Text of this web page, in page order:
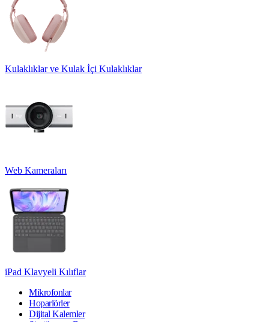
Kulaklıklar ve Kulak İçi Kulaklıklar
Web Kameraları
iPad Klavyeli Kılıflar
Mikrofonlar
Hoparlörler
Dijital Kalemler